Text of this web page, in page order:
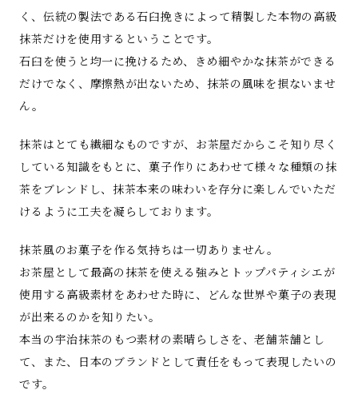
く、伝統の製法である石臼挽きによって精製した本物の高級
抹茶だけを使用するということです。
石臼を使うと均一に挽けるため、きめ細やかな抹茶ができる
だけでなく、摩擦熱が出ないため、抹茶の風味を損ないませ
ん。
抹茶はとても繊細なものですが、お茶屋だからこそ知り尽く
している知識をもとに、菓子作りにあわせて様々な種類の抹
茶をブレンドし、抹茶本来の味わいを存分に楽しんでいただ
けるように工夫を凝らしております。
抹茶風のお菓子を作る気持ちは一切ありません。
お茶屋として最高の抹茶を使える強みとトップパティシエが
使用する高級素材をあわせた時に、どんな世界や菓子の表現
が出来るのかを知りたい。
本当の宇治抹茶のもつ素材の素晴らしさを、老舗茶舗とし
て、また、日本のブランドとして責任をもって表現したいの
です。